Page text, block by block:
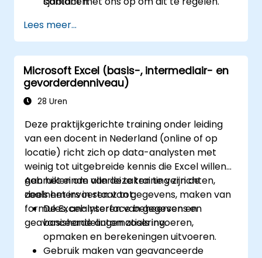
Lees meer...
Microsoft Excel (basis-, intermediair- en
gevorderdenniveau)
28 Uren
Deze praktijkgerichte training onder leiding
van een docent in Nederland (online of op
locatie) richt zich op data-analysten met
weinig tot uitgebreide kennis die Excel willen
gebruiken om allerlei taken te verrichten,
zoals het invoeren van gegevens, maken van
formules, analyseren van gegevens en
geavanceerde automatisering.
Aan het einde van deze training zijn de
deelnemers in staat tot:
De Excel-interface beheersen en
basishandelingen zoals invoeren,
opmaken en berekeningen uitvoeren.
Gebruik maken van geavanceerde